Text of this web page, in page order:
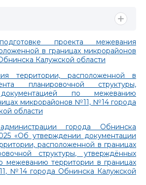
проекта межевания
в границах микрорайонов
Калужской области
территории, расположенной в
планировочной структуры,
по межеванию
микрорайонов №11, №14 города
области
города Обнинска
«Об утверждении документации
расположенной в границах
структуры, утверждённых
межеванию территории в границах
№14 города Обнинска Калужской